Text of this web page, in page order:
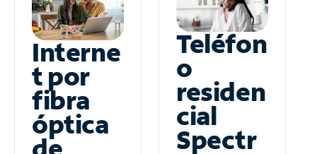
Interne
t por
fibra
óptica
Teléfon
o
residen
cial
Spectr